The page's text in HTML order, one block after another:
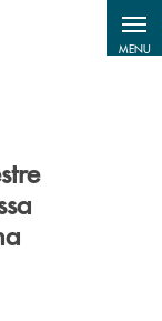
MENU